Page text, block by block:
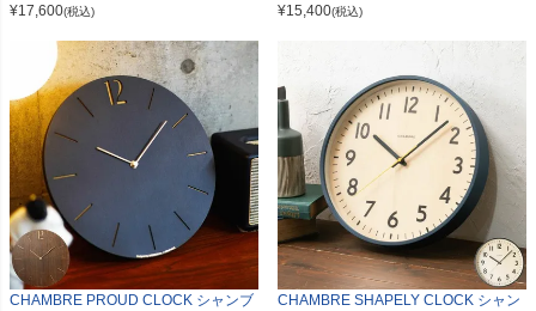
¥17,600(税込)
¥15,400(税込)
CHAMBRE PROUD CLOCK シャンブ
CHAMBRE SHAPELY CLOCK シャン